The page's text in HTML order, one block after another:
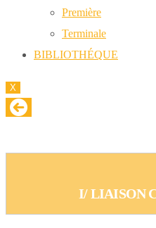
Première
Terminale
BIBLIOTHÉQUE
X
I/ LIAISON